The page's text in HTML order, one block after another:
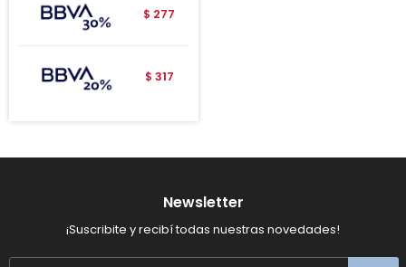
$ 277
$ 317
Newsletter
¡Suscribite y recibí todas nuestras novedades!